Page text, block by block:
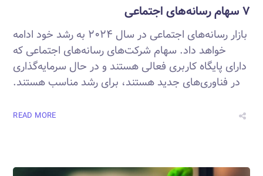
۷ سهام رسانه‌های اجتماعی
بازار رسانه‌های اجتماعی در سال ۲۰۲۴ به رشد خود ادامه
خواهد داد. سهام شرکت‌های رسانه‌های اجتماعی که
دارای پایگاه کاربری فعالی هستند و در حال سرمایه‌گذاری
در فناوری‌های جدید هستند، برای رشد مناسب هستند.
READ MORE